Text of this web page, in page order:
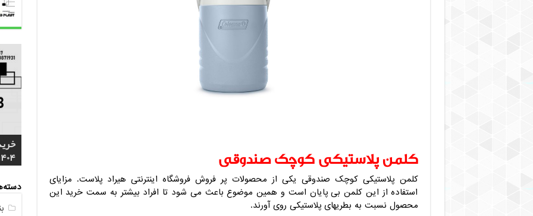
کلمن پلاستیکی کوچک صندوقی
کلمن پلاستیکی کوچک صندوقی یکی از محصولات پر فروش فروشگاه اینترنتی هیراد پلاست. مزایای
استفاده از این کلمن بی پایان است و همین موضوع باعث می شود تا افراد بیشتر به سمت خرید این
محصول نسبت به بطریهای پلاستیکی روی آورند.
4